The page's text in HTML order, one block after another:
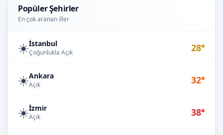
Popüler Şehirler
En çok aranan iller
☀️İstanbul
Çoğunlukla Açık 28°
☀️Ankara
Açık 32°
☀️İzmir
Açık 38°